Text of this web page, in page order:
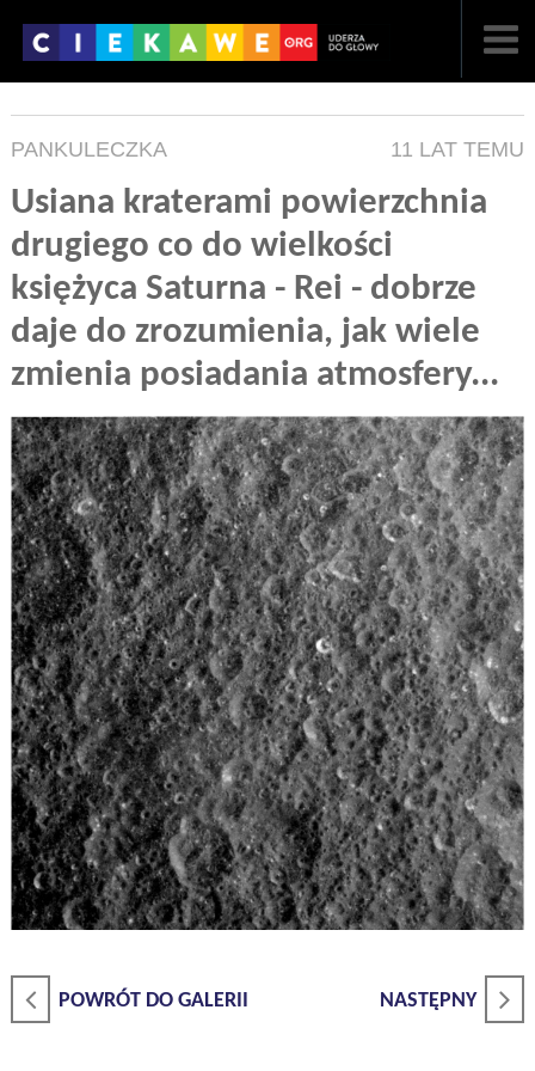
PANKULECZKA 11 LAT TEMU
Usiana kraterami powierzchnia
drugiego co do wielkości
księżyca Saturna - Rei - dobrze
daje do zrozumienia, jak wiele
zmienia posiadania atmosfery...
POWRÓT DO GALERII NASTĘPNY
NAJNOWSZE
LOSOWE
ARTYKUŁY
F FILMY
G GALERIA
REGULAMIN
KONTAKT